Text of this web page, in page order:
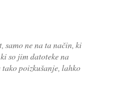
samo ne na ta način, ki
so jim datoteke na
poizkušanje, lahko